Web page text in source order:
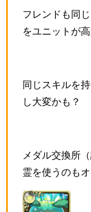
フレンドも同
をユニットが
同じスキルを
し大変かも？
メダル交換所
霊を使うのもオ